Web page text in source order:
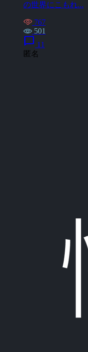
の世界にこもれ...
767
501
chat_bubble 11
匿名